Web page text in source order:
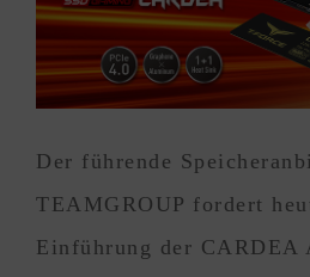
Der führende
TEAMGROUP fordert
Einführung der CARDEA